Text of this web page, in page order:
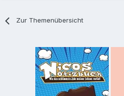
Zur Themenübersicht